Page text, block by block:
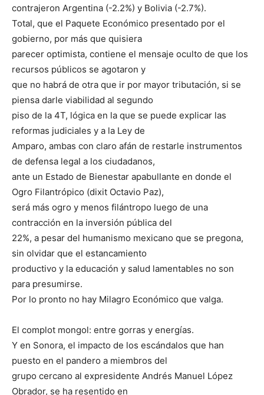
contrajeron Argentina (-2.2%) y Bolivia (-2.7%).
Total, que el Paquete Económico presentado por el
gobierno, por más que quisiera
parecer optimista, contiene el mensaje oculto de que los
recursos públicos se agotaron y
que no habrá de otra que ir por mayor tributación, si se
piensa darle viabilidad al segundo
piso de la 4T, lógica en la que se puede explicar las
reformas judiciales y a la Ley de
Amparo, ambas con claro afán de restarle instrumentos
de defensa legal a los ciudadanos,
ante un Estado de Bienestar apabullante en donde el
Ogro Filantrópico (dixit Octavio Paz),
será más ogro y menos filántropo luego de una
contracción en la inversión pública del
22%, a pesar del humanismo mexicano que se pregona,
sin olvidar que el estancamiento
productivo y la educación y salud lamentables no son
para presumirse.
Por lo pronto no hay Milagro Económico que valga.
El complot mongol: entre gorras y energías.
Y en Sonora, el impacto de los escándalos que han
puesto en el pandero a miembros del
grupo cercano al expresidente Andrés Manuel López
Obrador, se ha resentido en